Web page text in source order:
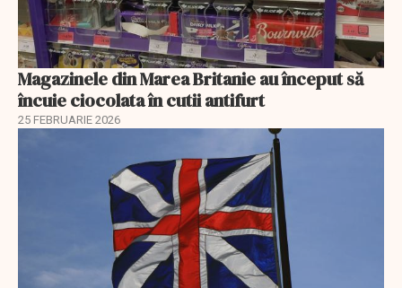
Magazinele din Marea Britanie au început să
încuie ciocolata în cutii antifurt
25 FEBRUARIE 2026